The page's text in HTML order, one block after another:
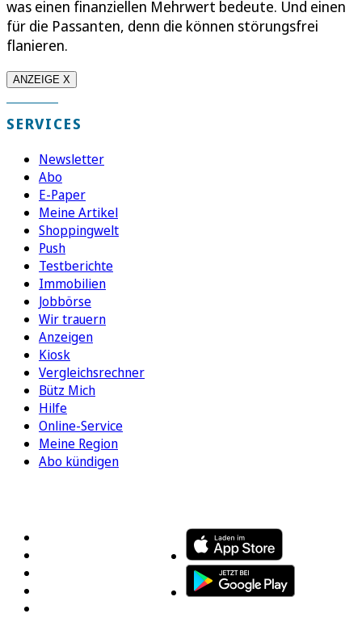
was einen finanziellen Mehrwert bedeute. Und einen
für die Passanten, denn die können störungsfrei
flanieren.
ANZEIGE X
SERVICES
Newsletter
Abo
E-Paper
Meine Artikel
Shoppingwelt
Push
Testberichte
Immobilien
Jobbörse
Wir trauern
Anzeigen
Kiosk
Vergleichsrechner
Bütz Mich
Hilfe
Online-Service
Meine Region
Abo kündigen